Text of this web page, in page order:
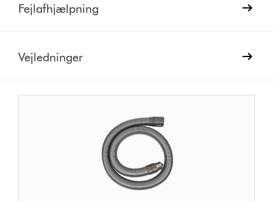
Fejlafhjælpning
Vejledninger